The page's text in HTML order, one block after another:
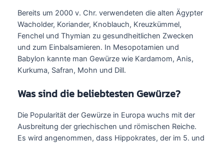
Bereits um 2000 v. Chr. verwendeten die alten Ägypter
Wacholder, Koriander, Knoblauch, Kreuzkümmel,
Fenchel und Thymian zu gesundheitlichen Zwecken
und zum Einbalsamieren. In Mesopotamien und
Babylon kannte man Gewürze wie Kardamom, Anis,
Kurkuma, Safran, Mohn und Dill.
Was sind die beliebtesten Gewürze?
Die Popularität der Gewürze in Europa wuchs mit der
Ausbreitung der griechischen und römischen Reiche.
Es wird angenommen, dass Hippokrates, der im 5. und